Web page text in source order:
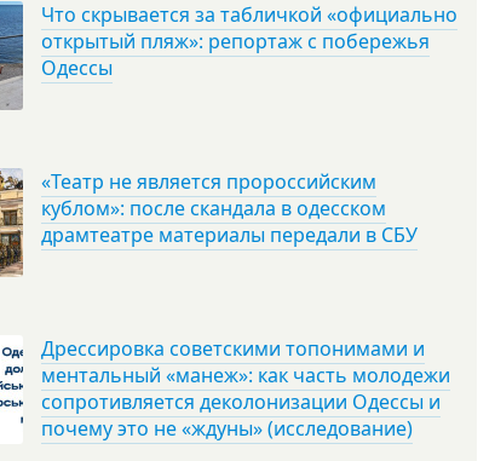
Что скрывается за табличкой «официально
открытый пляж»: репортаж с побережья
Одессы
«Театр не является пророссийским
кублом»: после скандала в одесском
драмтеатре материалы передали в СБУ
Дрессировка советскими топонимами и
ментальный «манеж»: как часть молодежи
сопротивляется деколонизации Одессы и
почему это не «ждуны» (исследование)